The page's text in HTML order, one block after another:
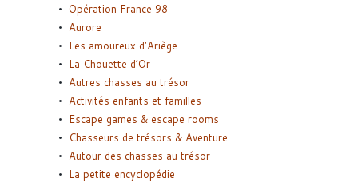
Opération France 98
Aurore
Les amoureux d’Ariège
La Chouette d’Or
Autres chasses au trésor
Activités enfants et familles
Escape games & escape rooms
Chasseurs de trésors & Aventure
Autour des chasses au trésor
La petite encyclopédie